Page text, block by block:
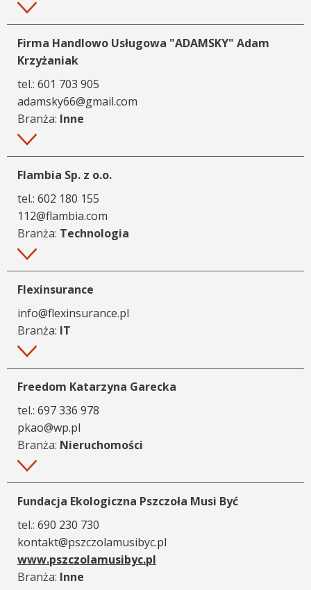
Więcej
Firma Handlowo Usługowa "ADAMSKY" Adam
Krzyżaniak
tel.: 601 703 905
adamsky66@gmail.com
Branża: Inne
Więcej
Flambia Sp. z o.o.
tel.: 602 180 155
112@flambia.com
Branża: Technologia
Więcej
Flexinsurance
info@flexinsurance.pl
Branża: IT
Więcej
Freedom Katarzyna Garecka
tel.: 697 336 978
pkao@wp.pl
Branża: Nieruchomości
Więcej
Fundacja Ekologiczna Pszczoła Musi Być
tel.: 690 230 730
kontakt@pszczolamusibyc.pl
www.pszczolamusibyc.pl
Branża: Inne